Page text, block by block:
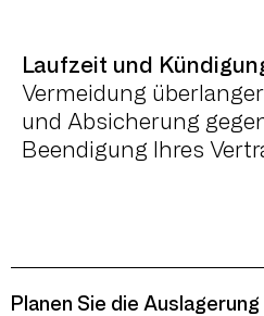
Laufzeit und
Vermeidung
und Absicherung
Beendigung Ihres
Planen Sie die